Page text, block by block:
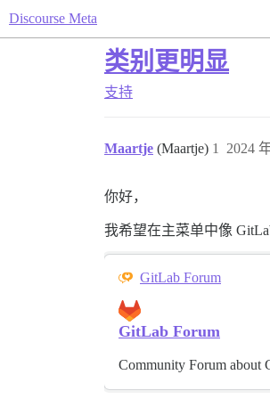
Discourse Meta
类别更明显
支持
Maartje (Maartje) 2024
1
你好，
我希望在主菜单中像
GitLab Forum
GitLab Forum
Community Forum about